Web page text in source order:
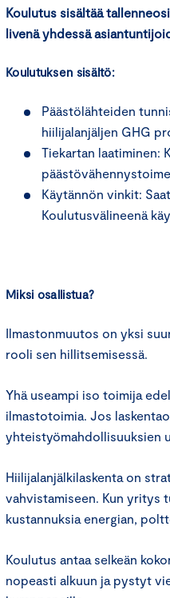
Koulutus sisältää
livenä yhdessä
Koulutuksen sisältö:
Päästölähteiden
hiilijalanjäljen GHG
Tiekartan laatiminen:
Käytännön vinkit:
Koulutusvälineenä
Miksi osallistua?
Ilmastonmuutos on yksi
rooli sen hillitsemisessä.
Yhä useampi iso toimija
ilmastotoimia. Jos
yhteistyömahdollisuuksien
Hiilijalanjälkilaskenta on
vahvistamiseen. Kun yritys
kustannuksia energian,
Koulutus antaa selkeän
nopeasti alkuun ja pystyt